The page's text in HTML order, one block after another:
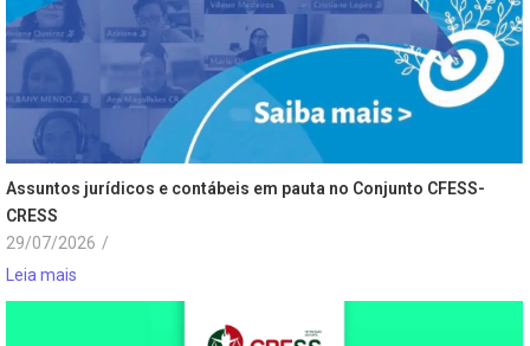
Assuntos jurídicos e contábeis em pauta no Conjunto CFESS-
CRESS
29/07/2026 /
Leia mais